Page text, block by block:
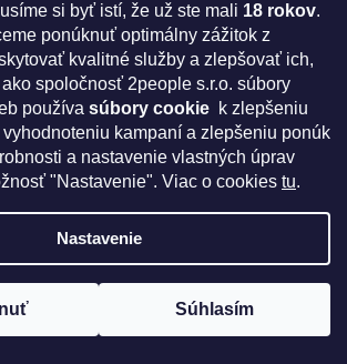
si byť istí, že už ste mali 18 rokov.
ponúknuť optimálny zážitok z
kvalitné služby a zlepšovať ich,
spoločnosť 2people s.r.o. súbory
používa súbory cookie k zlepšeniu
kampaní a zlepšeniu ponúk
a nastavenie vlastných úprav
"Nastavenie". Viac o cookies tu.
Nastavenie
Súhlasím
Získajte kód na zľavu 5%